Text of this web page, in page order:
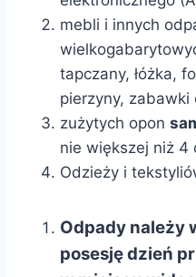
mebli i innych
tapczany, łóżka,
pierzyny, zabawki
zużytych opon
nie większej niż 4
Odzieży i
Odpady należy
posesję dzień